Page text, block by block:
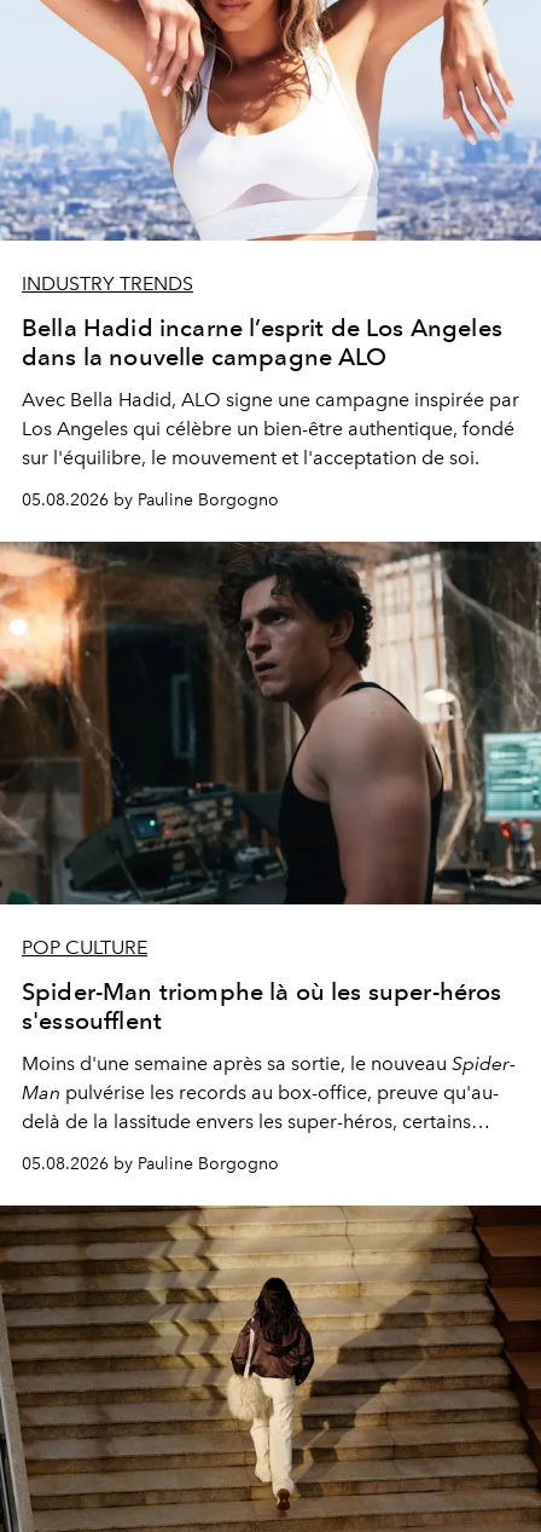
INDUSTRY TRENDS
Bella Hadid incarne l’esprit de Los Angeles
dans la nouvelle campagne ALO
Avec Bella Hadid, ALO signe une campagne inspirée par
Los Angeles qui célèbre un bien-être authentique, fondé
sur l'équilibre, le mouvement et l'acceptation de soi.
05.08.2026 by Pauline Borgogno
POP CULTURE
Spider-Man triomphe là où les super-héros
s'essoufflent
Moins d'une semaine après sa sortie, le nouveau Spider-
Man pulvérise les records au box-office, preuve qu'au-
delà de la lassitude envers les super-héros, certains
personnages continuent de susciter une ferveur intacte.
05.08.2026 by Pauline Borgogno